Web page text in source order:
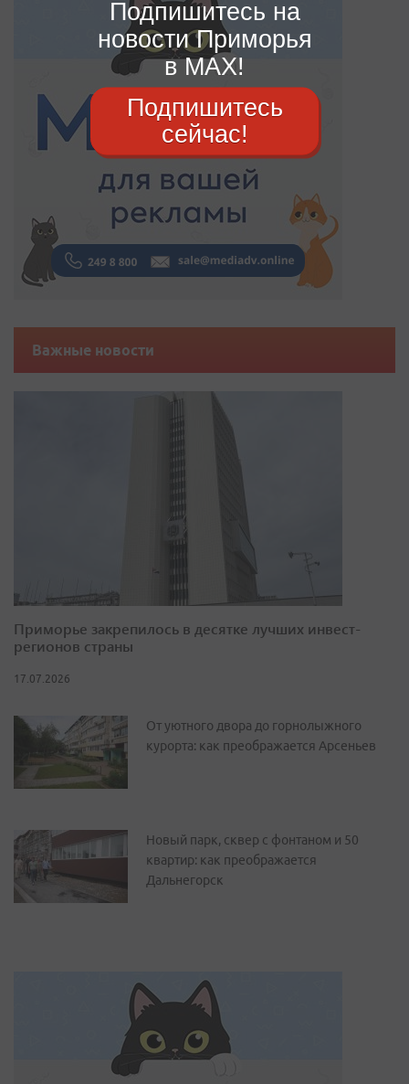
Важные новости
Приморье закрепилось в десятке лучших инвест-
регионов страны
17.07.2026
От уютного двора до горнолыжного
курорта: как преображается Арсеньев
Новый парк, сквер с фонтаном и 50
квартир: как преображается
Дальнегорск
Подпишитесь на
новости Приморья
в MAX!
Подпишитесь
сейчас!